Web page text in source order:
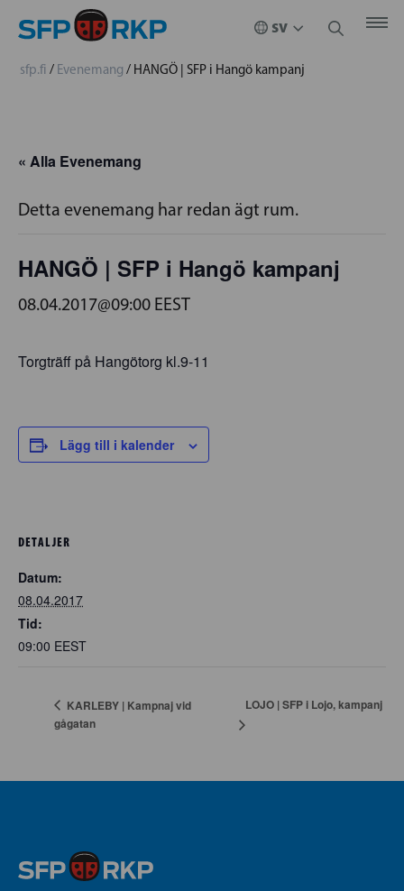
sfp.fi / Evenemang / HANGÖ | SFP i Hangö kampanj
« Alla Evenemang
Detta evenemang har redan ägt rum.
HANGÖ | SFP i Hangö kampanj
08.04.2017@09:00 EEST
Torgträff på Hangötorg kl.9-11
Lägg till i kalender
DETALJER
Datum:
08.04.2017
Tid:
09:00 EEST
KARLEBY | Kampnaj vid
gågatan
LOJO | SFP i Lojo, kampanj